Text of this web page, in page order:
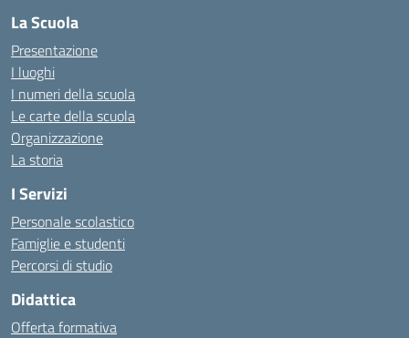
La Scuola
Presentazione
I luoghi
I numeri della scuola
Le carte della scuola
Organizzazione
La storia
I Servizi
Personale scolastico
Famiglie e studenti
Percorsi di studio
Didattica
Offerta formativa